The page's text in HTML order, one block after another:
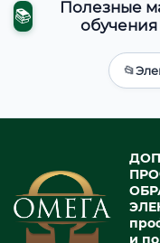
📚
Полезные
📂
и